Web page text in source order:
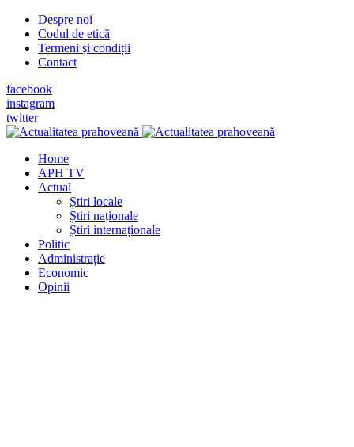
Despre noi
Codul de etică
Termeni și condiții
Contact
facebook
instagram
twitter
Home
APH TV
Actual
Știri locale
Știri naționale
Știri internaționale
Politic
Administrație
Economic
Opinii